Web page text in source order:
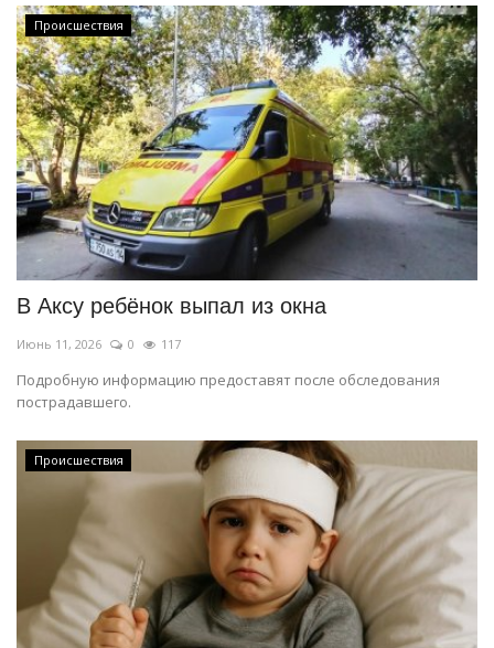
Курултай
Язык
Қазақша Русский
Происшествия
В Аксу ребёнок выпал из окна
Июнь 11, 2026 0 117
Подробную информацию предоставят после обследования
пострадавшего.
Происшествия